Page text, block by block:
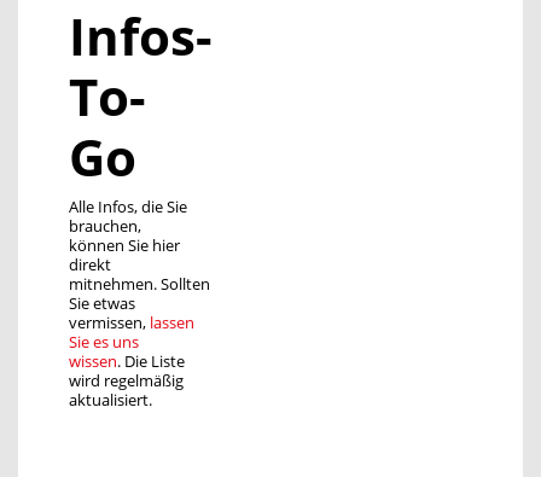
Infos-
To-
Go
Alle Infos, die Sie
brauchen,
können Sie hier
direkt
mitnehmen. Sollten
Sie etwas
vermissen, lassen
Sie es uns
wissen. Die Liste
wird regelmäßig
aktualisiert.